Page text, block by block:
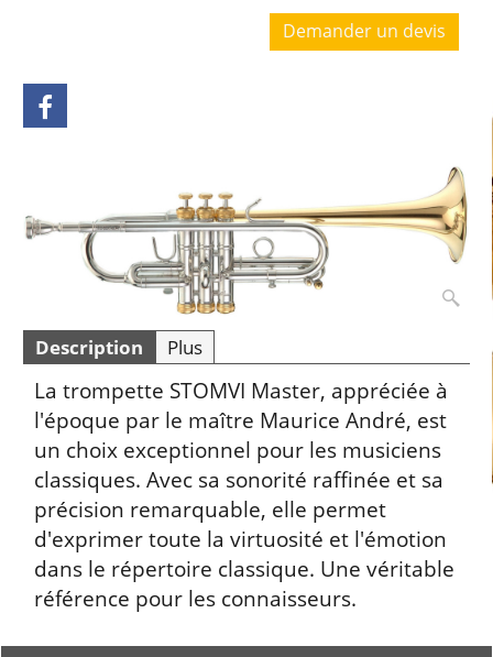
Demander un devis
Description Plus
La trompette STOMVI Master, appréciée à
l'époque par le maître Maurice André, est
un choix exceptionnel pour les musiciens
classiques. Avec sa sonorité raffinée et sa
précision remarquable, elle permet
d'exprimer toute la virtuosité et l'émotion
dans le répertoire classique. Une véritable
référence pour les connaisseurs.